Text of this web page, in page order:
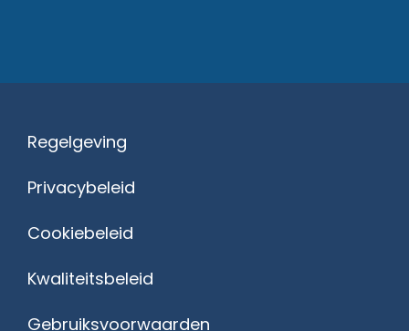
Regelgeving
Privacybeleid
Cookiebeleid
Kwaliteitsbeleid
Gebruiksvoorwaarden